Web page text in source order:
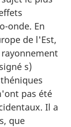
onde. En
de l'Est,
s)
pas été
Il a
que